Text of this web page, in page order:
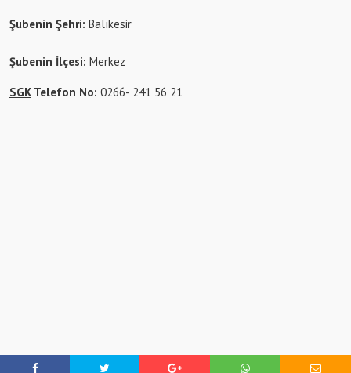
Şubenin Şehri: Balıkesir
Şubenin İlçesi: Merkez
SGK Telefon No: 0266- 241 56 21